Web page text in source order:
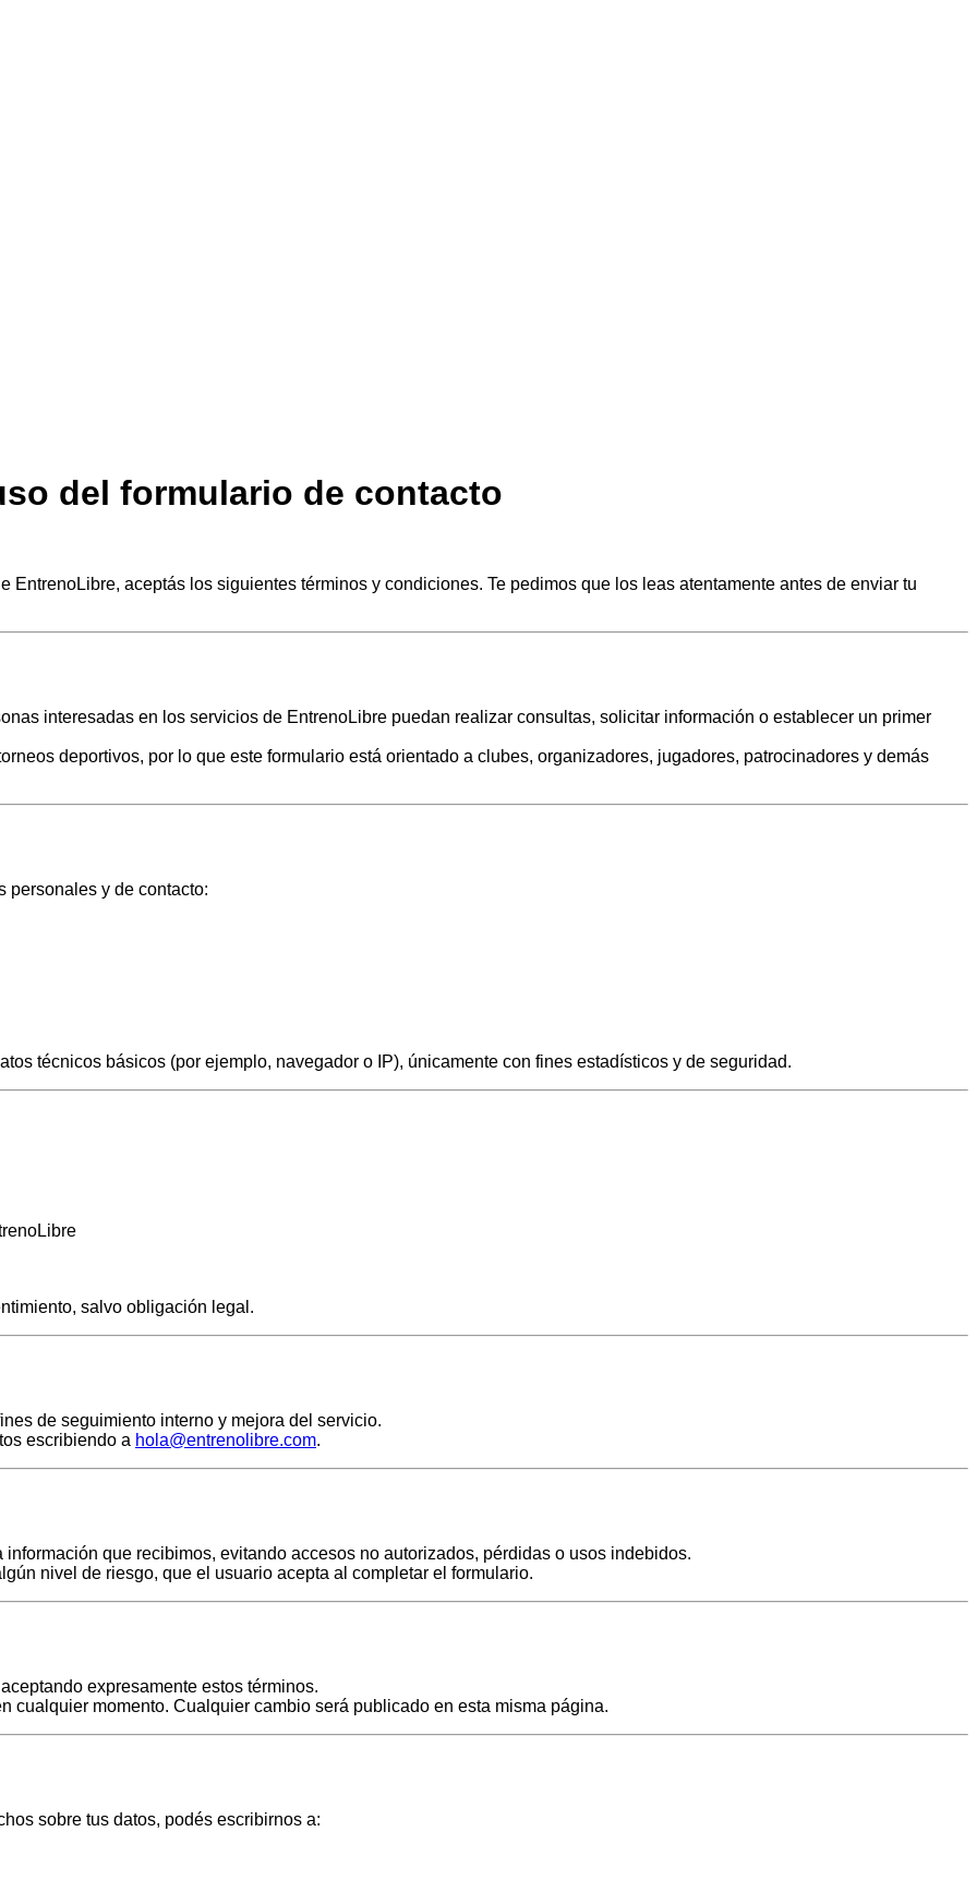
del formulario de contacto
aceptás los siguientes términos y condiciones. Te pedimos que los leas atentamente antes de enviar tu
interesadas en los servicios de EntrenoLibre puedan realizar consultas, solicitar información o establecer un primer
deportivos, por lo que este formulario está orientado a clubes, organizadores, jugadores, patrocinadores y demás
personales y de contacto:
técnicos básicos (por ejemplo, navegador o IP), únicamente con fines estadísticos y de seguridad.
salvo obligación legal.
de seguimiento interno y mejora del servicio.
escribiendo a hola@entrenolibre.com.
que recibimos, evitando accesos no autorizados, pérdidas o usos indebidos.
nivel de riesgo, que el usuario acepta al completar el formulario.
expresamente estos términos.
cualquier momento. Cualquier cambio será publicado en esta misma página.
sobre tus datos, podés escribirnos a: